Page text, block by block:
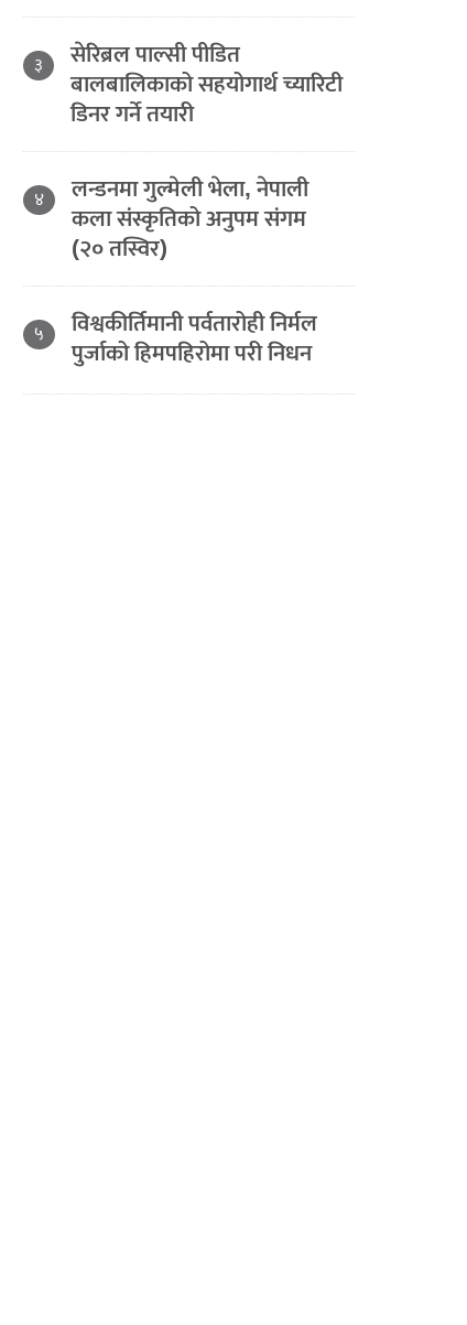
३ सेरिब्रल पाल्सी पीडित
बालबालिकाको सहयोगार्थ च्यारिटी
डिनर गर्ने तयारी
४ लन्डनमा गुल्मेली भेला, नेपाली
कला संस्कृतिको अनुपम संगम
(२० तस्विर)
५ विश्वकीर्तिमानी पर्वतारोही निर्मल
पुर्जाको हिमपहिरोमा परी निधन